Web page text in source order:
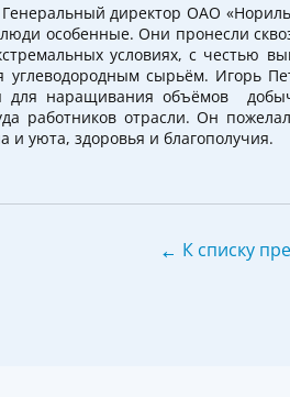
директор ОАО
особенные. Они пронесли
условиях, с честью
углеводородным сырьём. Игорь
для наращивания объёмов
работников отрасли. Он
и уюта, здоровья и благополучия.
← К списку